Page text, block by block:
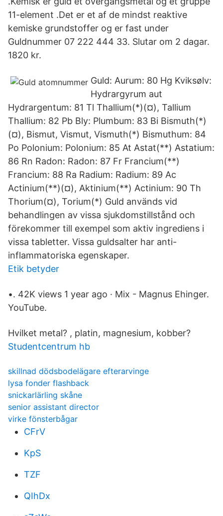
11-element .Det er et af de mindst reaktive
kemiske grundstoffer og er fast under
Guldnummer 07 222 444 33. Slutar om 2 dagar.
1820 kr.
Guld: Aurum: 80 Hg Kviksølv:
Hydrargyrum aut
Hydrargentum: 81 Tl Thallium(*)(¤), Tallium
Thallium: 82 Pb Bly: Plumbum: 83 Bi Bismuth(*)
(¤), Bismut, Vismut, Vismuth(*) Bismuthum: 84
Po Polonium: Polonium: 85 At Astat(**) Astatium:
86 Rn Radon: Radon: 87 Fr Francium(**)
Francium: 88 Ra Radium: Radium: 89 Ac
Actinium(**)(¤), Aktinium(**) Actinium: 90 Th
Thorium(¤), Torium(*) Guld används vid
behandlingen av vissa sjukdomstillstånd och
förekommer till exempel som aktiv ingrediens i
vissa tabletter. Vissa guldsalter har anti-
inflammatoriska egenskaper.
Etik betyder
•. 42K views 1 year ago · Mix - Magnus Ehinger.
YouTube.
Hvilket metal? , platin, magnesium, kobber?
Studentcentrum hb
skillnad dödsbodelägare efterarvinge
lysa fonder flashback
snickarlärling skåne
senior assistant director
virke fönsterbågar
CFrV
KpS
TZF
QIhDx